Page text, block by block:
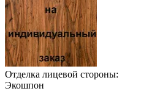
Отделка лицевой стороны:
Экошпон